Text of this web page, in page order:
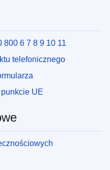
800 6 7 8 9 10 11
telefonicznego
UE